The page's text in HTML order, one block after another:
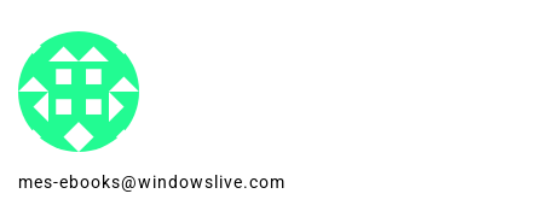
mes-ebooks@windowslive.com